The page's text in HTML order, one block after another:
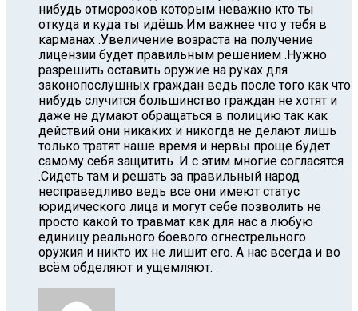
нибудь отморозков которым неважно кто ты
откуда и куда ты идёшь.Им важнее что у тебя в
карманах .Увеличение возраста на получение
лицензии будет правильным решением .Нужно
разрешить оставить оружие на руках для
законопослушных граждан ведь после того как что
нибудь случится большинство граждан не хотят и
даже не думают обращаться в полицию так как
действий они никаких и никогда не делают лишь
только тратят наше время и нервы проще будет
самому себя защитить .И с этим многие согласятся
.Cидеть там и решать за правильный народ
несправедливо ведь все они имеют статус
юридического лица и могут себе позволить не
просто какой то травмат как для нас а любую
единицу реального боевого огнестрельного
оружия и никто их не лишит его. А нас всегда и во
всём обделяют и ущемляют.